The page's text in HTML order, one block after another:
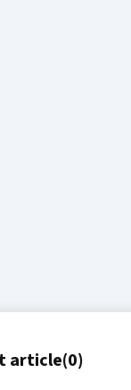
article(0)